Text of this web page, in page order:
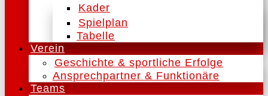
Kader
Spielplan
Tabelle
Verein
Geschichte & sportliche Erfolge
Ansprechpartner & Funktionäre
Teams